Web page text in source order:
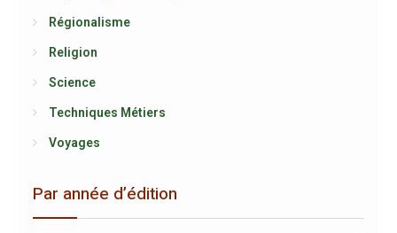
Régionalisme
Religion
Science
Techniques Métiers
Voyages
Par année d’édition